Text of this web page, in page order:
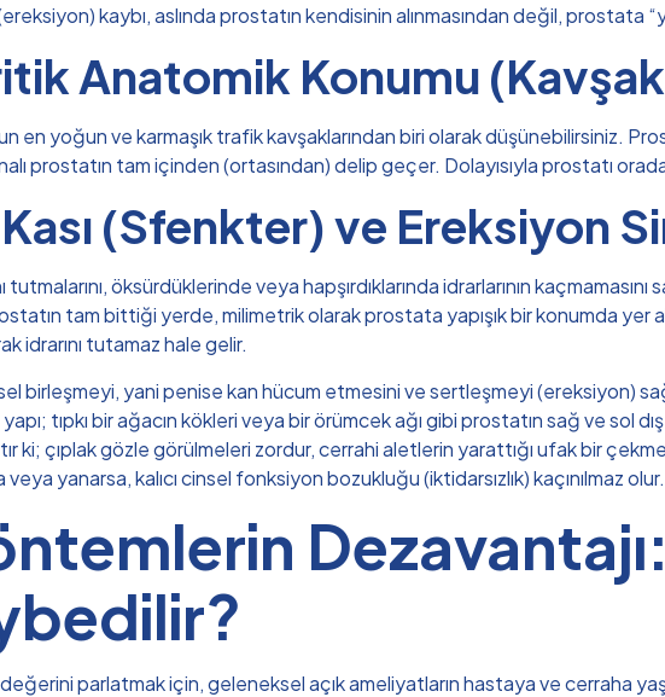
kaybı, aslında prostatın kendisinin alınmasından değil, prostata
Anatomik Konumu
en yoğun ve karmaşık trafik kavşaklarından biri olarak düşünebilirsiniz.
prostatın tam içinden (ortasından) delip geçer. Dolayısıyla prostatı
(Sfenkter) ve Ereksiyon
tutmalarını, öksürdüklerinde veya hapşırdıklarında idrarlarının
tam bittiği yerde, milimetrik olarak prostata yapışık bir konumda yer
idrarını tutamaz hale gelir.
birleşmeyi, yani penise kan hücum etmesini ve sertleşmeyi (ereksiyon)
yapı; tıpkı bir ağacın kökleri veya bir örümcek ağı gibi prostatın sağ ve
ki; çıplak gözle görülmeleri zordur, cerrahi aletlerin yarattığı ufak bir
veya yanarsa, kalıcı cinsel fonksiyon bozukluğu (iktidarsızlık) kaçınılmaz olur.
parlatmak için, geleneksel açık ameliyatların hastaya ve cerraha